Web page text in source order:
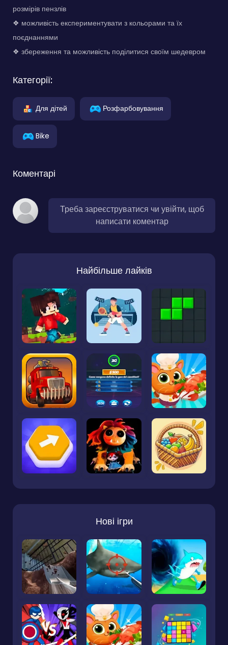
розмірів пензлів
❖ можливість експериментувати з кольорами та їх
поєднаннями
❖ збереження та можливість поділитися своїм шедевром
Категорії:
Для дітей Розфарбовування
Bike
Коментарі
Треба зареєструватися чи увійти, щоб
написати коментар
Найбільше лайків
Нові ігри